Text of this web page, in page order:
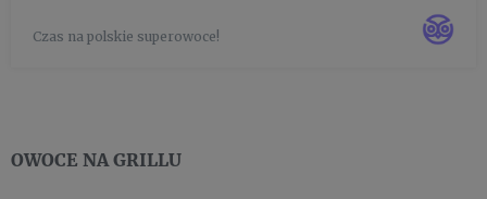
szynką w aroniowej marynacie oraz aroniowym
Czas na polskie superowoce!
OWOCE NA GRILLU